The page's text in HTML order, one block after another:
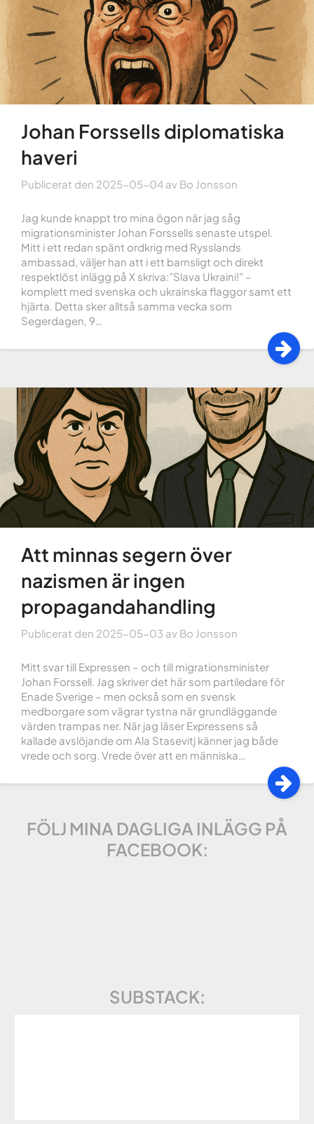
Johan Forssells diplomatiska
haveri
Publicerat den 2025-05-04 av Bo Jonsson
Jag kunde knappt tro mina ögon när jag såg
migrationsminister Johan Forssells senaste utspel.
Mitt i ett redan spänt ordkrig med Rysslands
ambassad, väljer han att i ett barnsligt och direkt
respektlöst inlägg på X skriva:”Slava Ukraini!” –
komplett med svenska och ukrainska flaggor samt ett
hjärta. Detta sker alltså samma vecka som
Segerdagen, 9…
Att minnas segern över
nazismen är ingen
propagandahandling
Publicerat den 2025-05-03 av Bo Jonsson
Mitt svar till Expressen – och till migrationsminister
Johan Forssell. Jag skriver det här som partiledare för
Enade Sverige – men också som en svensk
medborgare som vägrar tystna när grundläggande
värden trampas ner. När jag läser Expressens så
kallade avslöjande om Ala Stasevitj känner jag både
vrede och sorg. Vrede över att en människa…
FÖLJ MINA DAGLIGA INLÄGG PÅ
FACEBOOK:
SUBSTACK: